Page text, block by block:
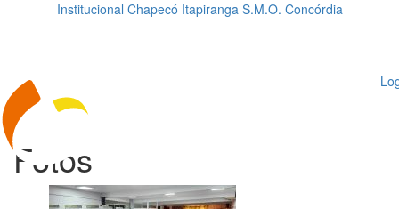
Institucional Chapecó Itapiranga S.M.O. Concórdia
Fotos